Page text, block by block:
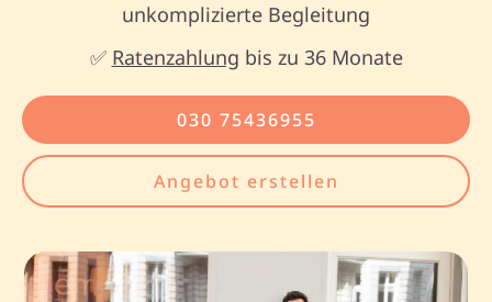
unkomplizierte Begleitung
✅ Ratenzahlung bis zu 36 Monate
030 75436955
Angebot erstellen